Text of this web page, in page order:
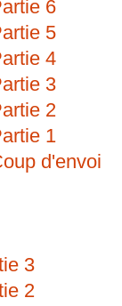
6
5
4
3
2
1
d'envoi
3
2